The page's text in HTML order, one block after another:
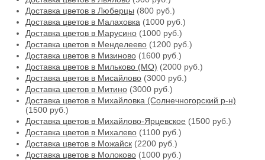
Доставка цветов в Люберцы (800 руб.)
Доставка цветов в Малаховка (1000 руб.)
Доставка цветов в Марусино (1000 руб.)
Доставка цветов в Менделеево (1200 руб.)
Доставка цветов в Мизиново (1600 руб.)
Доставка цветов в Мильково (МО) (2000 руб.)
Доставка цветов в Мисайлово (3000 руб.)
Доставка цветов в Митино (3000 руб.)
Доставка цветов в Михайловка (Солнечногорский р-н)
(1500 руб.)
Доставка цветов в Михайлово-Ярцевское (1500 руб.)
Доставка цветов в Михалево (1100 руб.)
Доставка цветов в Можайск (2200 руб.)
Доставка цветов в Молоково (1000 руб.)